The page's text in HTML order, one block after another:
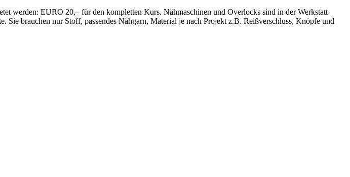
werden: EURO 20,– für den kompletten Kurs. Nähmaschinen und Overlocks sind in der Werkstatt
Sie brauchen nur Stoff, passendes Nähgarn, Material je nach Projekt z.B. Reißverschluss, Knöpfe und